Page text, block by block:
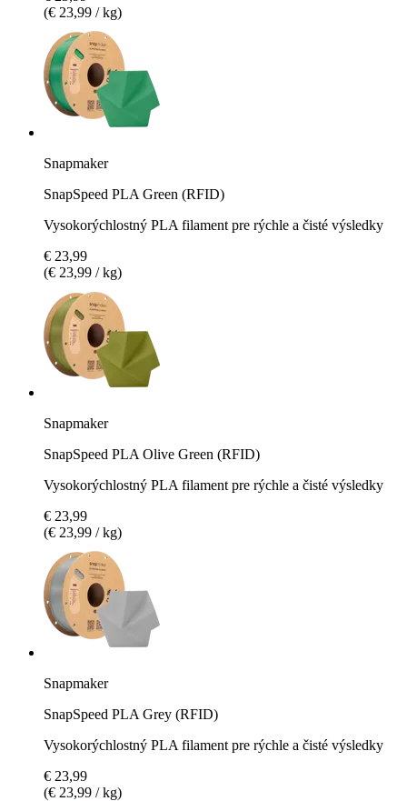
(€ 23,99 / kg)
Snapmaker
SnapSpeed PLA Green (RFID)
Vysokorýchlostný PLA filament pre rýchle a čisté výsledky
€ 23,99
(€ 23,99 / kg)
Snapmaker
SnapSpeed PLA Olive Green (RFID)
Vysokorýchlostný PLA filament pre rýchle a čisté výsledky
€ 23,99
(€ 23,99 / kg)
Snapmaker
SnapSpeed PLA Grey (RFID)
Vysokorýchlostný PLA filament pre rýchle a čisté výsledky
€ 23,99
(€ 23,99 / kg)